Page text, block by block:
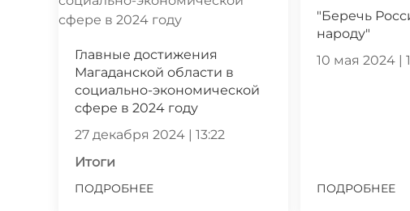
Главные достижения
Магаданской области в
социально-экономической
сфере в 2024 году
27 декабря 2024 | 13:22
Итоги
ПОДРОБНЕЕ
"Беречь
народу"
10 мая 2024 |
ПОДРОБНЕЕ